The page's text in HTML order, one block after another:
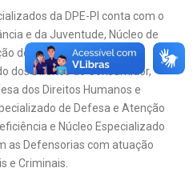
da DPE-PI conta com o
e da Juventude, Núcleo de
de Violência Doméstica e
dos Direitos do Consumidor,
dos Direitos Humanos e
de Defesa e Atenção
e Núcleo Especializado
as Defensorias com atuação
e Criminais.